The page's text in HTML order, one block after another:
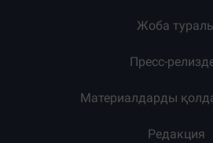
Жоба
Пресс-
Материалдарды
Редакция